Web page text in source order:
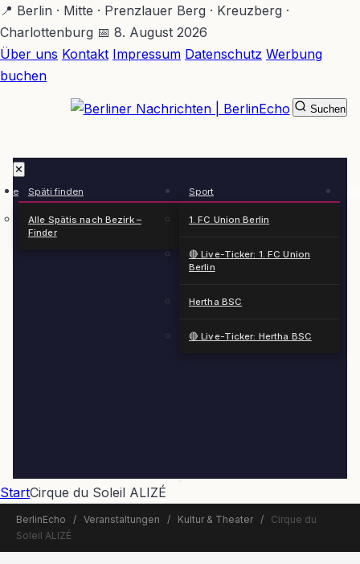
Zum
Hauptinhalt
springen
📍 Berlin · Mitte · Prenzlauer Berg · Kreuzberg ·
Charlottenburg 📅 8. August 2026
Über uns Kontakt Impressum Datenschutz Werbung
buchen
✕
Späti finden
Alle Spätis nach Bezirk –
Finder
Sport
1. FC Union Berlin
🔴 Live-Ticker: 1. FC Union
Berlin
Hertha BSC
🔴 Live-Ticker: Hertha BSC
Suchen
StartCirque du Soleil ALIZÉ
BerlinEcho / Veranstaltungen / Kultur & Theater /
Cirque du
Soleil ALIZÉ